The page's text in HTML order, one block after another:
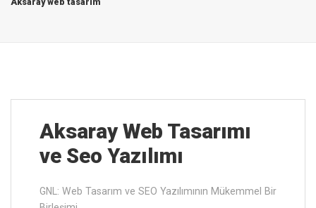
Aksaray ‎Web Tasarımı
ve Seo Yazılımı
GNL: Web Tasarım ve SEO Yazılımının Mükemmel Bir